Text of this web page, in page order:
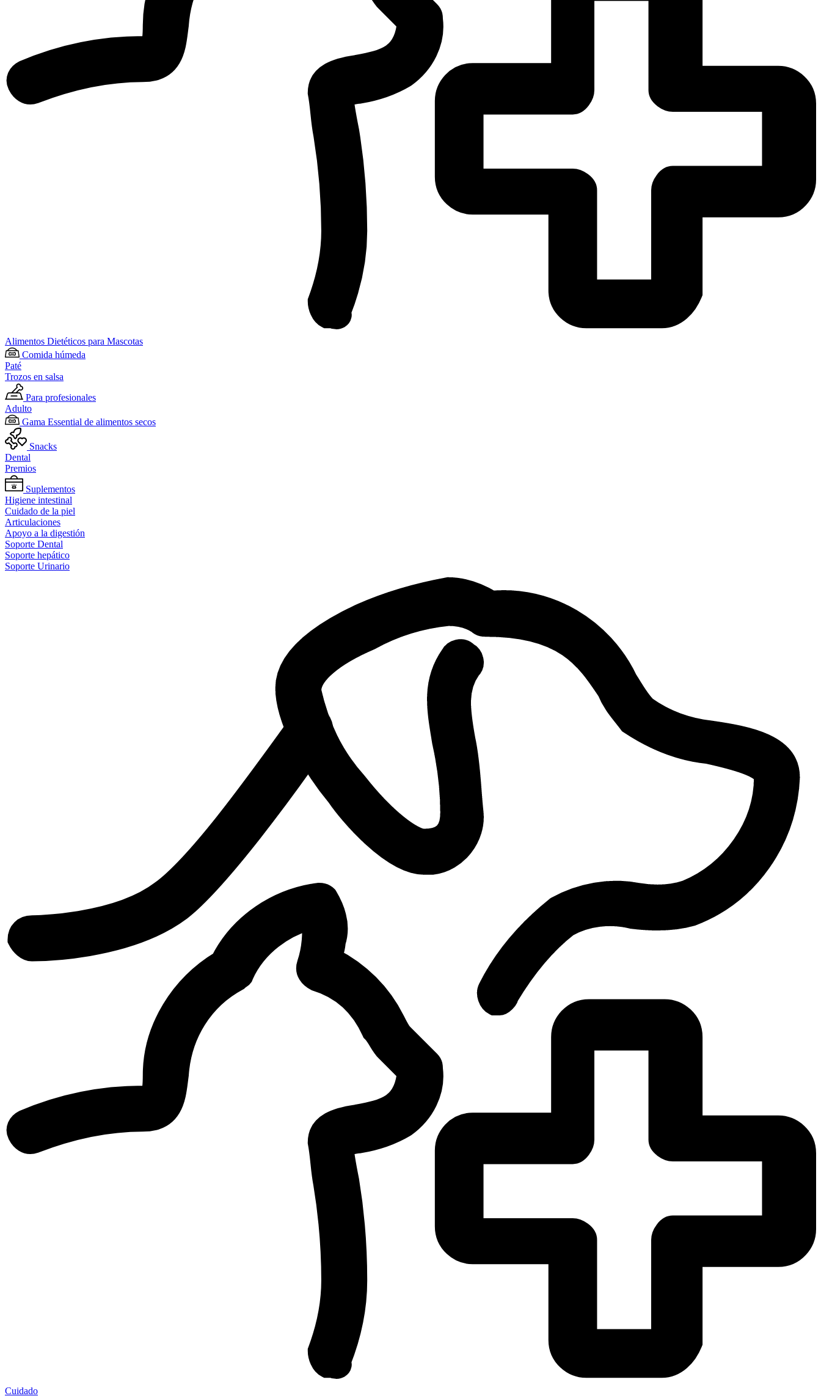
Alimentos Dietéticos para Mascotas
Comida húmeda
Paté
Trozos en salsa
Para profesionales
Adulto
Gama Essential de alimentos secos
Snacks
Dental
Premios
Suplementos
Higiene intestinal
Cuidado de la piel
Articulaciones
Apoyo a la digestión
Soporte Dental
Soporte hepático
Soporte Urinario
Cuidado